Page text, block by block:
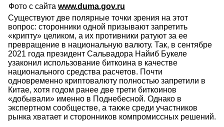
Фото с сайта www.duma.gov.ru
Существуют две полярные точки зрения на этот
вопрос: сторонники одной призывают запретить
«крипту» целиком, а их противники ратуют за ее
превращение в национальную валюту. Так, в сентябре
2021 года президент Сальвадора Найиб Букеле
узаконил использование биткоина в качестве
национального средства расчетов. Почти
одновременно криптовалюту полностью запретили в
Китае, хотя годом ранее две трети биткоинов
«добывали» именно в Поднебесной. Однако в
экспертном сообществе, а также среди участников
рынка хватает и сторонников компромиссных решений.